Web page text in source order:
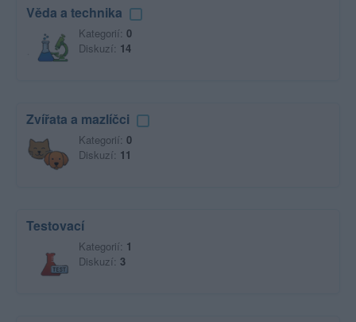
Věda a technika
Kategorií: 0
Diskuzí: 14
Zvířata a mazlíčci
Kategorií: 0
Diskuzí: 11
Testovací
Kategorií: 1
Diskuzí: 3